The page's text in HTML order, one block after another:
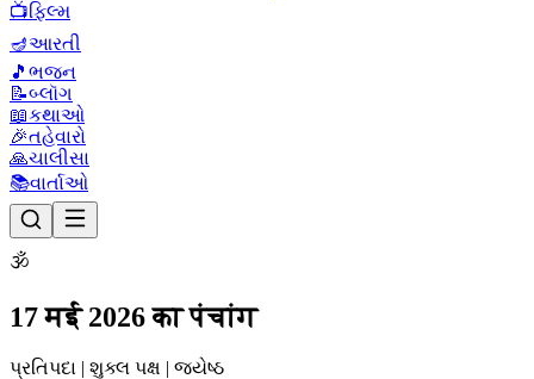
📺ફિલ્મ
🪔આરતી
🎵 ભજન
📝બ્લૉગ
📖કથાઓ
🎉તહેવારો
🙏ચાલીસા
📚વાર્તાઓ
🕉
17 मई 2026 का पंचांग
પ્રતિપદા | શુક્લ પક્ષ | જ્યેષ્ઠ